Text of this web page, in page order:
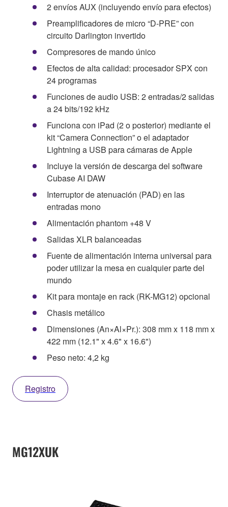
2 envíos AUX (incluyendo envío para efectos)
Preamplificadores de micro “D-PRE” con
circuito Darlington invertido
Compresores de mando único
Efectos de alta calidad: procesador SPX con
24 programas
Funciones de audio USB: 2 entradas/2 salidas
a 24 bits/192 kHz
Funciona con iPad (2 o posterior) mediante el
kit “Camera Connection” o el adaptador
Lightning a USB para cámaras de Apple
Incluye la versión de descarga del software
Cubase AI DAW
Interruptor de atenuación (PAD) en las
entradas mono
Alimentación phantom +48 V
Salidas XLR balanceadas
Fuente de alimentación interna universal para
poder utilizar la mesa en cualquier parte del
mundo
Kit para montaje en rack (RK-MG12) opcional
Chasis metálico
Dimensiones (An×Al×Pr.): 308 mm x 118 mm x
422 mm (12.1" x 4.6" x 16.6")
Peso neto: 4,2 kg
Registro
MG12XUK